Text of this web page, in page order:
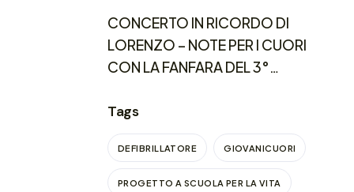
CONCERTO IN RICORDO DI
LORENZO – NOTE PER I CUORI
CON LA FANFARA DEL 3°
LOMBARDIA
Tags
DEFIBRILLATORE GIOVANICUORI
PROGETTO A SCUOLA PER LA VITA